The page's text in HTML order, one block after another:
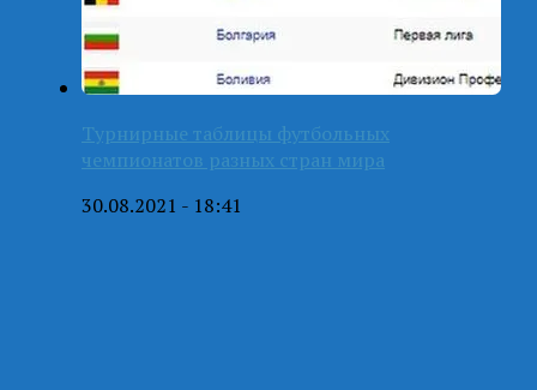
Турнирные таблицы футбольных
чемпионатов разных стран мира
30.08.2021 - 18:41